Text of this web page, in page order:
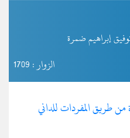
إبراهيم ضمرة
الزوار : 1709
طريق المفردات للداني